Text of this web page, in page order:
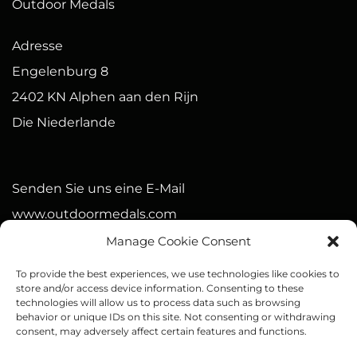
Manage Cookie Consent
To provide the best experiences, we use technologies like cookies to
store and/or access device information. Consenting to these
technologies will allow us to process data such as browsing
behavior or unique IDs on this site. Not consenting or withdrawing
consent, may adversely affect certain features and functions.
Outdoor Medals
Adresse
Engelenburg 8
2402 KN Alphen aan den Rijn
Die Niederlande
Senden Sie uns eine E-Mail
www.outdoormedals.com
90568575
IBAN: NL21 BUNQ 2093 4075 15